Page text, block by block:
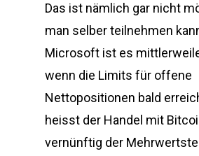
Das ist nämlich gar nicht
man selber teilnehmen
Microsoft ist es
wenn die Limits für offene
Nettopositionen bald
heisst der Handel mit
vernünftig der